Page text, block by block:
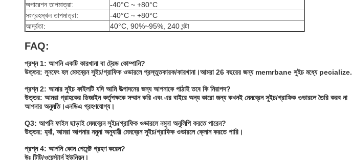
অপারেশন তাপমাত্রা:
-40°C ~ +80°C
সংগ্রহস্থল তাপমাত্রা:
-40°C ~ +80°C
আর্দ্রতা:
40°C, 90%~95%, 240 ঘন্টা
FAQ:
প্রশ্ন 1: আপনি একটি কারখানা বা ট্রেড কোম্পানি?
উত্তর: লুনফেং হল মেমব্রেন সুইচ/গ্রাফিক ওভারলে প্রস্তুতকারক/কারখানা।আমরা 26 বছরের জন্য memrbane সুইচ মধ্যে pecialize.
প্রশ্ন 2: আমার সুইচ ফাইলটি যদি আমি উত্পাদনের জন্য আপনাকে পাঠাই তবে কি নিরাপদ?
উত্তর: আমরা গ্রাহকের ডিজাইন কর্তৃপক্ষকে সম্মান করি এবং এর বাইরে অন্য কারো জন্য কখনই মেমব্রেন সুইচ/গ্রাফিক ওভারলে তৈরি করব না
আপনার অনুমতি।এনডিএ গ্রহণযোগ্য।
Q3: আপনি ফাইল ছাড়াই মেমব্রেন সুইচ/গ্রাফিক ওভারলে নমুনা অনুলিপি করতে পারেন?
উত্তর: হ্যাঁ, আমরা আপনার নমুনা অনুযায়ী মেমব্রেন সুইচ/গ্রাফিক ওভারলে ক্লোন করতে পারি।
প্রশ্ন 4: আপনি কোন পেমেন্ট গ্রহণ করেন?
উঃ টিটি/ওয়েস্টার্ন ইউনিয়ন।